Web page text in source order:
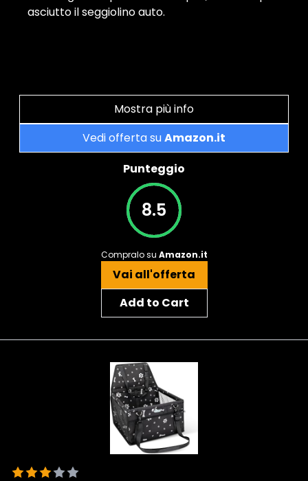
asciutto il seggiolino auto.
Mostra più info
Vedi offerta suAmazon.it
Punteggio
8.5
Compralo su Amazon.it
Vai all'offerta
Add to Cart